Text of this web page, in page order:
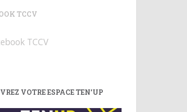
TCCV
TCCV
VOTRE ESPACE TEN’UP